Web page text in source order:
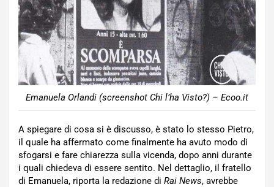
Emanuela Orlandi (screenshot Chi l’ha Visto?) – Ecoo.it
A spiegare di cosa si è discusso, è stato lo stesso Pietro,
il quale ha affermato come finalmente ha avuto modo di
sfogarsi e fare chiarezza sulla vicenda, dopo anni durante
i quali chiedeva di essere sentito. Nel dettaglio, il fratello
di Emanuela, riporta la redazione di Rai News, avrebbe